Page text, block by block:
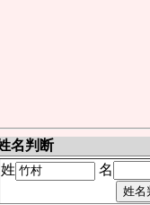
名判断
姓
名